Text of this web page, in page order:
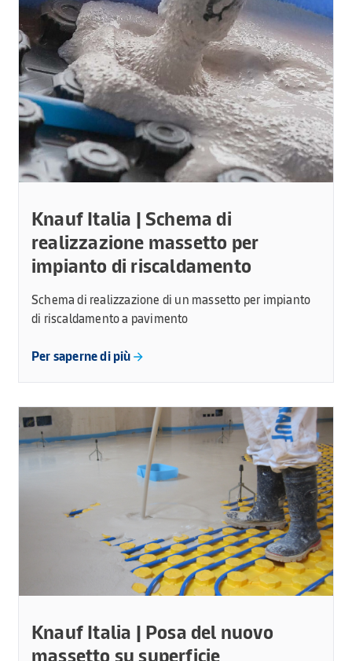
Knauf Italia | Schema di
realizzazione massetto per
impianto di riscaldamento
Schema di realizzazione di un massetto per impianto
di riscaldamento a pavimento
Per saperne di più
Knauf Italia | Posa del nuovo
massetto su superficie